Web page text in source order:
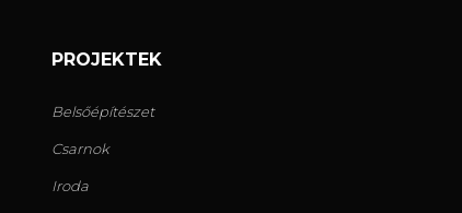
PROJEKTEK
Belsőépítészet
Csarnok
Iroda